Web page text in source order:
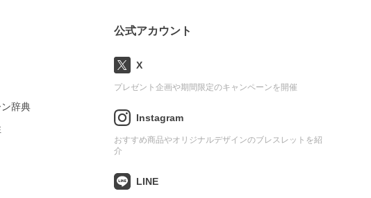
辞典
公式アカウント
X
プレゼント企画や期間限定のキャンペーンを開催
Instagram
おすすめ商品やオリジナルデザインのブレスレットを紹
介
LINE